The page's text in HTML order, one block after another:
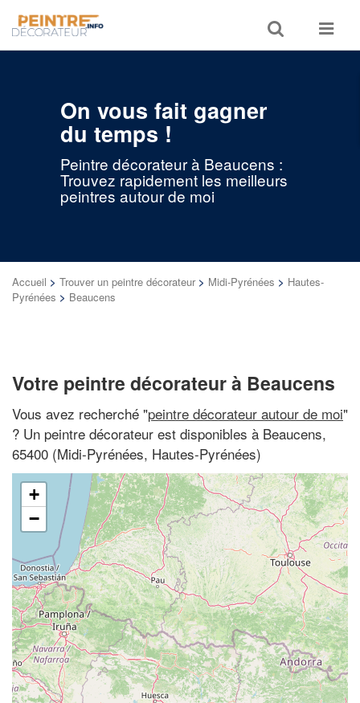
Toggle
search
Toggle
On vous fait gagner
du temps !
Peintre décorateur à Beaucens :
Trouvez rapidement les meilleurs
peintres autour de moi
Accueil > Trouver un peintre décorateur > Midi-Pyrénées > Hautes-
Pyrénées > Beaucens
Votre peintre décorateur à Beaucens
Vous avez recherché "peintre décorateur autour de moi"
? Un peintre décorateur est disponibles à Beaucens,
65400 (Midi-Pyrénées, Hautes-Pyrénées)
+
−